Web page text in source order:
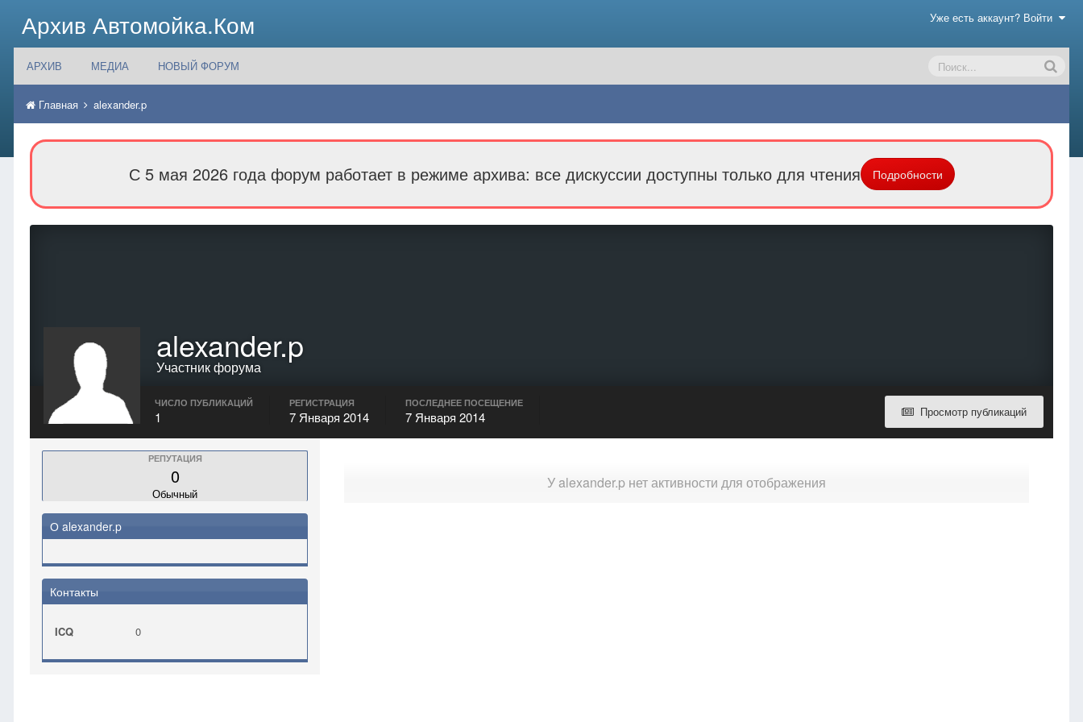
Архив Автомойка.Ком Уже есть аккаунт? Войти
АРХИВ МЕДИА НОВЫЙ ФОРУМ
Главная alexander.p
С 5 мая 2026 года форум работает в режиме архива: все дискуссии доступны только для чтения Подробности
alexander.p
Участник форума
Просмотр публикаций
ЧИСЛО ПУБЛИКАЦИЙ
1
РЕГИСТРАЦИЯ
7 Января 2014
ПОСЛЕДНЕЕ ПОСЕЩЕНИЕ
7 Января 2014
РЕПУТАЦИЯ
0
Обычный
О alexander.p
Контакты
ICQ 0
У alexander.p нет активности для отображения